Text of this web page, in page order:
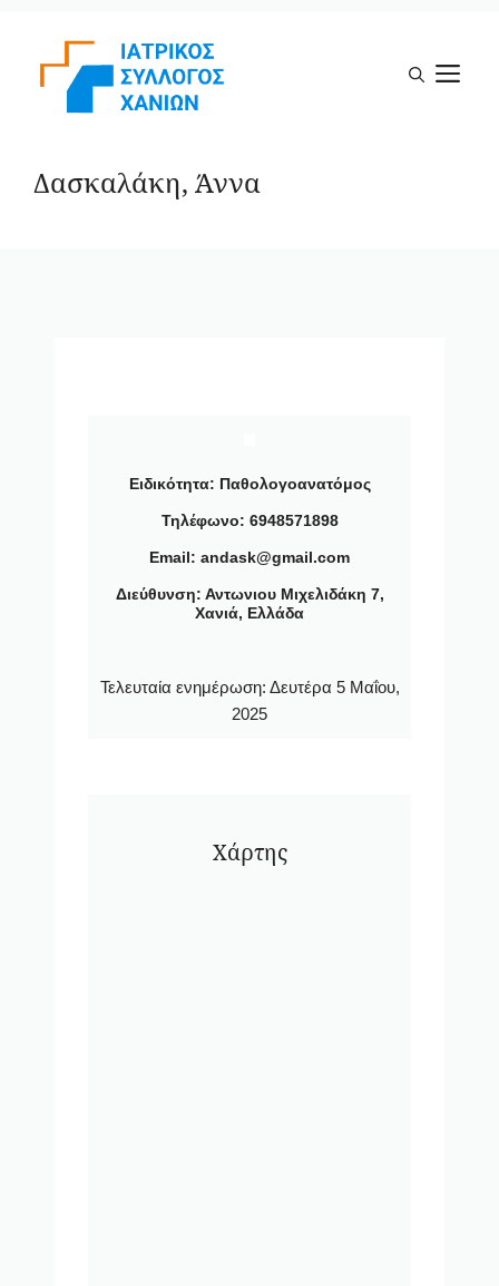
περιεχόμενο
Δασκαλάκη, Άννα
Ειδικότητα: Παθολογοανατόμος
Τηλέφωνο: 6948571898
Email: andask@gmail.com
Διεύθυνση: Αντωνιου Μιχελιδάκη 7,
Χανιά, Ελλάδα
Τελευταία ενημέρωση: Δευτέρα 5 Μαΐου,
2025
Χάρτης